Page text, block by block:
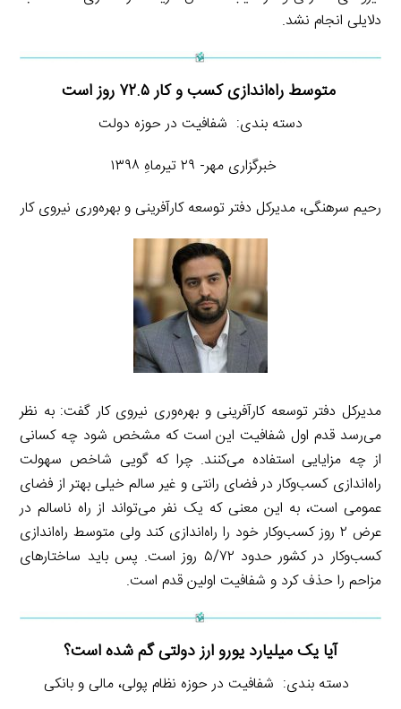
دلایلی انجام نشد.
متوسط راه‌اندازی کسب و کار ۷۲.۵ روز است
دسته بندی: شفافیت در حوزه دولت
خبرگزاری مهر- ۲۹ تیرماهِ ۱۳۹۸
رحیم سرهنگی، مدیرکل دفتر توسعه کارآفرینی و بهره‌وری نیروی کار
مدیرکل دفتر توسعه کارآفرینی و بهره‌وری نیروی کار گفت: به نظر
می‌رسد قدم اول شفافیت این است که مشخص شود چه کسانی
از چه مزایایی استفاده می‌کنند. چرا که گویی شاخص سهولت
راه‌اندازی کسب‌وکار در فضای رانتی و غیر سالم خیلی بهتر از فضای
عمومی است، به این معنی که یک نفر می‌تواند از راه ناسالم در
عرض ۲ روز کسب‌وکار خود را راه‌اندازی کند ولی متوسط راه‌اندازی
کسب‌وکار در کشور حدود ۵/۷۲ روز است. پس باید ساختارهای
مزاحم را حذف کرد و شفافیت اولین قدم است.
آیا یک میلیارد یورو ارز دولتی گم شده است؟
دسته بندی: شفافیت در حوزه نظام پولی، مالی و بانکی